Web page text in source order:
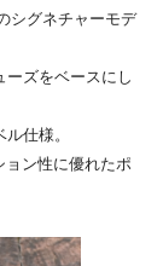
シグネチャーモデ
ーズをベースにし
仕様。
ョン性に優れたポ